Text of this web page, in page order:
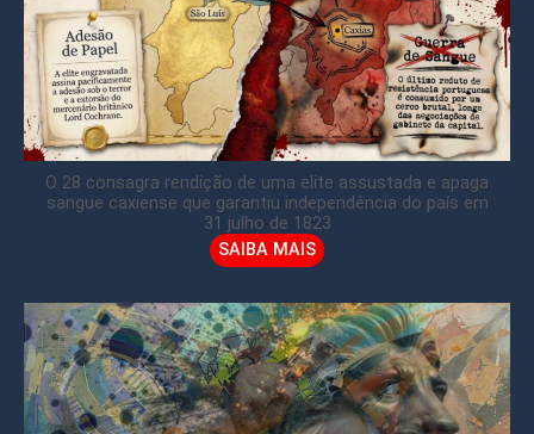
O 28 consagra rendição de uma elite assustada e apaga
sangue caxiense que garantiu independência do país em
31 julho de 1823
SAIBA MAIS